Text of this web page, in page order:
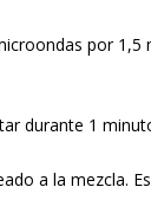
por
durante 1
a la mezcla.